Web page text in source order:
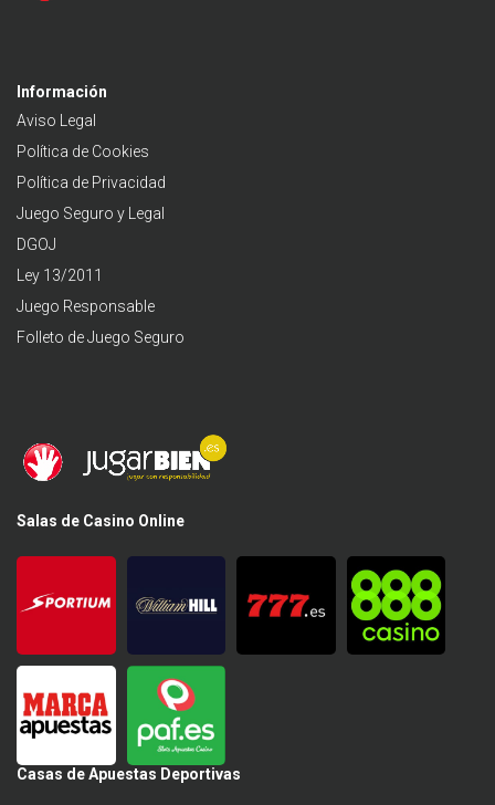
Información
Aviso Legal
Política de Cookies
Política de Privacidad
Juego Seguro y Legal
DGOJ
Ley 13/2011
Juego Responsable
Folleto de Juego Seguro
Salas de Casino Online
Casas de Apuestas Deportivas